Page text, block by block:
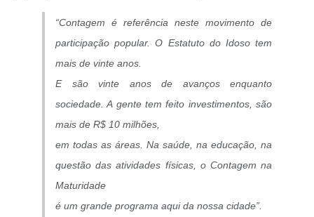
“Contagem é referência neste movimento de
participação popular. O Estatuto do Idoso tem
mais de vinte anos.
E são vinte anos de avanços enquanto
sociedade. A gente tem feito investimentos, são
mais de R$ 10 milhões,
em todas as áreas. Na saúde, na educação, na
questão das atividades físicas, o Contagem na
Maturidade
é um grande programa aqui da nossa cidade”.